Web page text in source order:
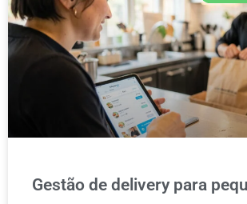
Gestão de delivery para